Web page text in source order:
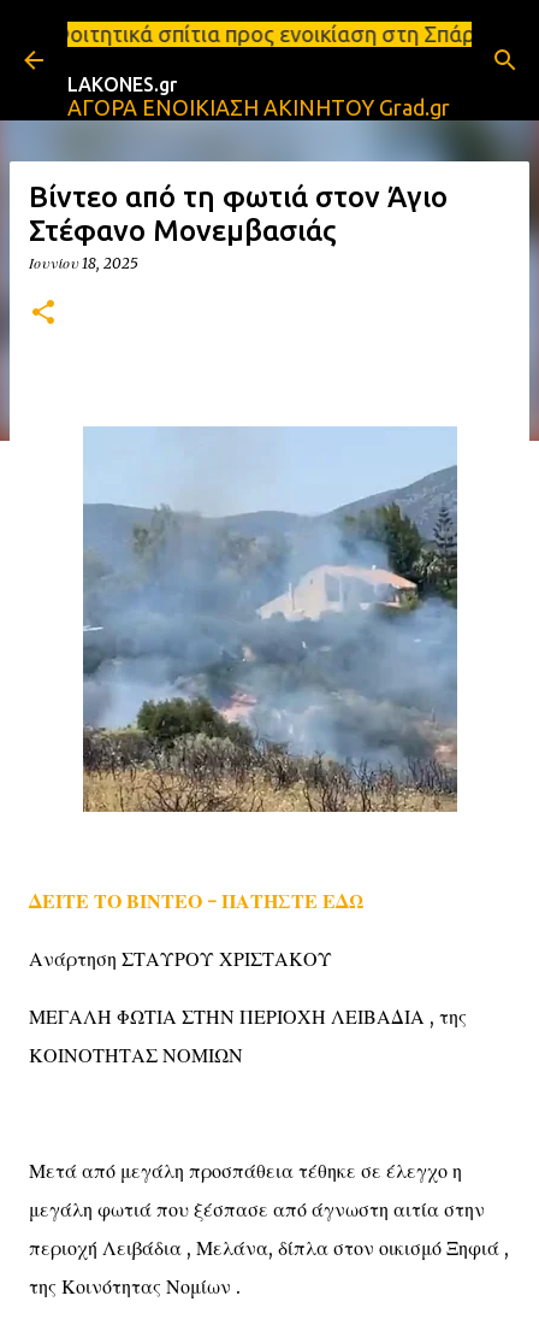
Μετάβαση στο κύριο περιεχόμενο
προς ενοικίαση στη Σπάρτη Ενοικιάσεις
LAKONES.gr
ΑΓΟΡΑ ΕΝΟΙΚΙΑΣΗ ΑΚΙΝΗΤΟΥ Grad.gr
Βίντεο από τη φωτιά στον Άγιο
Στέφανο Μονεμβασιάς
Ιουνίου 18, 2025
ΔΕΙΤΕ ΤΟ ΒΙΝΤΕΟ - ΠΑΤΗΣΤΕ ΕΔΩ
Ανάρτηση ΣΤΑΥΡΟΥ ΧΡΙΣΤΑΚΟΥ
ΜΕΓΑΛΗ ΦΩΤΙΑ ΣΤΗΝ ΠΕΡΙΟΧΗ ΛΕΙΒΑΔΙΑ , της
ΚΟΙΝΟΤΗΤΑΣ ΝΟΜΙΩΝ
Μετά από μεγάλη προσπάθεια τέθηκε σε έλεγχο η
μεγάλη φωτιά που ξέσπασε από άγνωστη αιτία στην
περιοχή Λειβάδια , Μελάνα, δίπλα στον οικισμό Ξηφιά ,
της Κοινότητας Νομίων .